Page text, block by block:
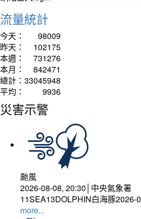
流量統計
今天：
98009
昨天：
102175
本週：
731276
本月：
842471
總計： 33045948
平均：
9936
災害示警
颱風
2026-08-08, 20:30│中央氣象署
11SEA13DOLPHIN白海豚2026-
more...